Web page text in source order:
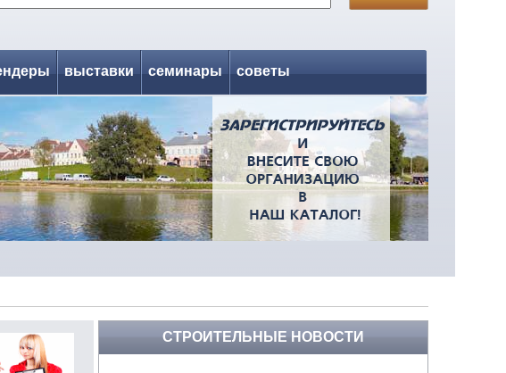
выставки семинары советы
СТРОИТЕЛЬНЫЕ НОВОСТИ